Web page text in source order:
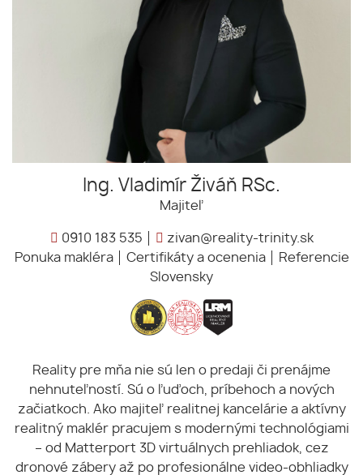
Ing. Vladimír Živáň RSc.
Majiteľ
0910 183 535
zivan@reality-trinity.sk
Ponuka makléra
Certifikáty a ocenenia
Referencie
Slovensky
Reality pre mňa nie sú len o predaji či prenájme
nehnuteľností. Sú o ľuďoch, príbehoch a nových
začiatkoch. Ako majiteľ realitnej kancelárie a aktívny
realitný maklér pracujem s modernými technológiami
– od Matterport 3D virtuálnych prehliadok, cez
dronové zábery až po profesionálne video-obhliadky